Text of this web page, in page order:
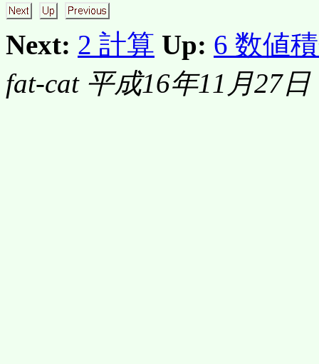
Next: 2 計算 Up: 6 数値
fat-cat 平成16年11月27日